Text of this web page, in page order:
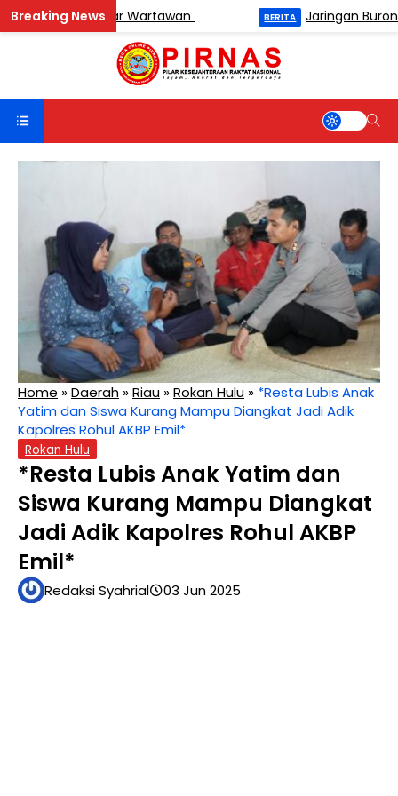
Catur Antar Wartawan Jaringan Buronan
Home »Daerah »Riau »Rokan Hulu » *Resta Lubis Anak
Yatim dan Siswa Kurang Mampu Diangkat Jadi Adik
Kapolres Rohul AKBP Emil*
Rokan Hulu
*Resta Lubis Anak Yatim dan
Siswa Kurang Mampu Diangkat
Jadi Adik Kapolres Rohul AKBP
Emil*
Redaksi Syahrial 03 Jun 2025